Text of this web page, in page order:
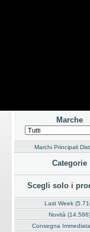
Marche
Marchi Principali
Categorie
Scegli solo i
Last Week
Novità (14.586)
Consegna